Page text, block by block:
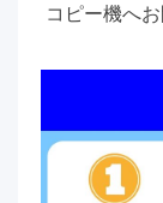
コピー機へ